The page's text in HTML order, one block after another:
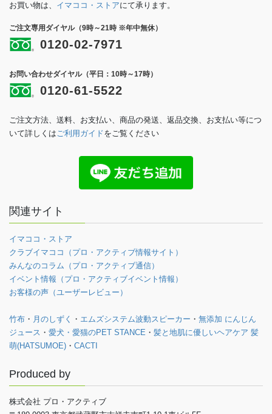
お買い物は、 イマココ・ストアにて承ります。
ご注文専用ダイヤル（9時～21時 ※年中無休）
0120-02-7971
お問い合わせダイヤル（平日：10時～17時）
0120-61-5522
ご注文方法、送料、お支払い、商品の発送、返品交換、お支払い等につ
いて詳しくはご利用ガイドをご覧ください
関連サイト
イマココ・ストア
クラブイマココ（プロ・アクティブ情報サイト）
みんなのコラム（プロ・アクティブ通信）
イベント情報（プロ・アクティブイベント情報）
お客様の声（ユーザーレビュー）
竹布 ・ 月のしずく ・ エムズシステム波動スピーカー ・ 無添加 にんじん
ジュース ・ 愛犬・愛猫のPET STANCE ・ 髪と地肌に優しいヘアケア 髪
萌(HATSUMOE) ・ CACTI
Produced by
株式会社 プロ・アクティブ